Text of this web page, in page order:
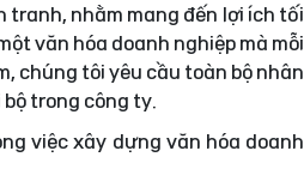
tranh, nhằm mang đến lợi ích tối
văn hóa doanh nghiệp mà mỗi
chúng tôi yêu cầu toàn bộ nhân
trong công ty.
việc xây dựng văn hóa doanh